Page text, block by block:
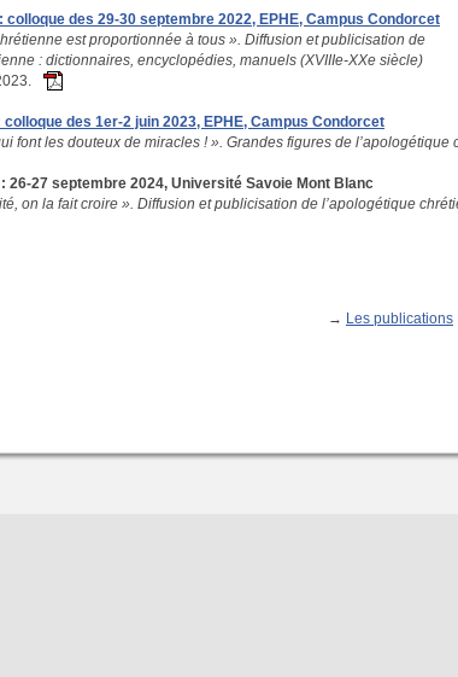
des 29-30 septembre 2022, EPHE, Campus Condorcet
est proportionnée à tous ». Diffusion et publicisation de
: dictionnaires, encyclopédies, manuels (XVIIIe-XXe siècle)
des 1er-2 juin 2023, EPHE, Campus Condorcet
font les douteux de miracles ! ». Grandes figures de l’apologétique
26-27 septembre 2024, Université Savoie Mont Blanc
on la fait croire ». Diffusion et publicisation de l’apologétique
Les publications